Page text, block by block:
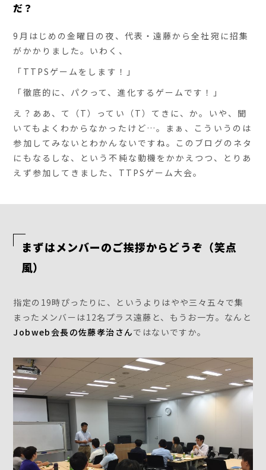
だ？
9月はじめの金曜日の夜、代表・遠藤から全社宛に招集
がかかりました。いわく、
「TTPSゲームをします！」
「徹底的に、パクって、進化するゲームです！」
え？ああ、て（T）ってい（T）てきに、か。いや、聞
いてもよくわからなかったけど…。まぁ、こういうのは
参加してみないとわかんないですね。このブログのネタ
にもなるしな、という不純な動機をかかえつつ、とりあ
えず参加してきました、TTPSゲーム大会。
まずはメンバーのご挨拶からどうぞ（笑点
風）
指定の19時ぴったりに、というよりはやや三々五々で集
まったメンバーは12名プラス遠藤と、もうお一方。なんと
Jobweb会長の佐藤孝治さんではないですか。